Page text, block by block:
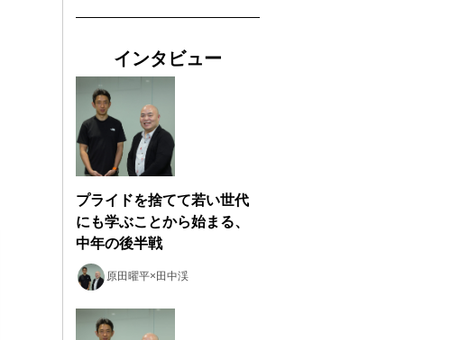
インタビュー
プライドを捨てて若い世代
にも学ぶことから始まる、
中年の後半戦
原田曜平×田中渓